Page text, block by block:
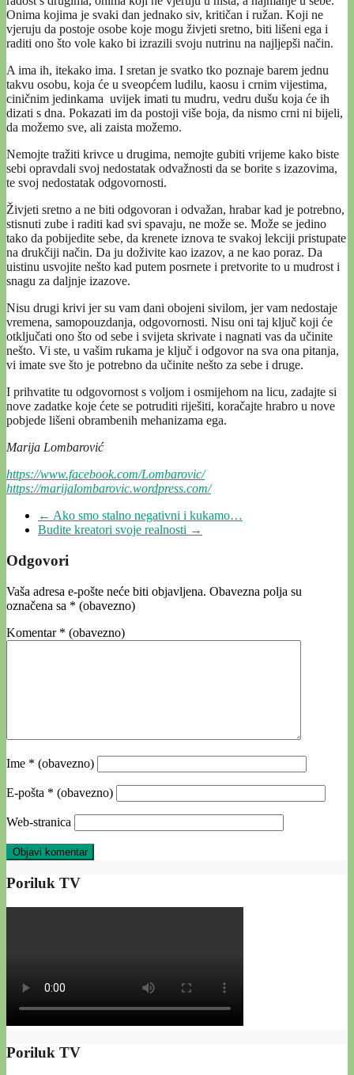
Onima kojima je svaki dan jednako siv, kritičan i ružan. Koji ne
vjeruju da postoje osobe koje mogu živjeti sretno, biti lišeni ega i
raditi ono što vole kako bi izrazili svoju nutrinu na najljepši način.
A ima ih, itekako ima. I sretan je svatko tko poznaje barem jednu
takvu osobu, koja će u sveopćem ludilu, kaosu i crnim vijestima,
ciničnim jedinkama uvijek imati tu mudru, vedru dušu koja će ih
dizati s dna. Pokazati im da postoji više boja, da nismo crni ni bijeli,
da možemo sve, ali zaista možemo.
Nemojte tražiti krivce u drugima, nemojte gubiti vrijeme kako biste
sebi opravdali svoj nedostatak odvažnosti da se borite s izazovima,
te svoj nedostatak odgovornosti.
Živjeti sretno a ne biti odgovoran i odvažan, hrabar kad je potrebno,
stisnuti zube i raditi kad svi spavaju, ne može se. Može se jedino
tako da pobijedite sebe, da krenete iznova te svakoj lekciji pristupate
na drukčiji način. Da ju doživite kao izazov, a ne kao poraz. Da
uistinu usvojite nešto kad putem posrnete i pretvorite to u mudrost i
snagu za daljnje izazove.
Nisu drugi krivi jer su vam dani obojeni sivilom, jer vam nedostaje
vremena, samopouzdanja, odgovornosti. Nisu oni taj ključ koji će
otključati ono što od sebe i svijeta skrivate i nagnati vas da učinite
nešto. Vi ste, u vašim rukama je ključ i odgovor na sva ona pitanja,
vi imate sve što je potrebno da učinite nešto za sebe i druge.
I prihvatite tu odgovornost s voljom i osmijehom na licu, zadajte si
nove zadatke koje ćete se potruditi riješiti, koračajte hrabro u nove
pobjede lišeni obrambenih mehanizama ega.
Marija Lombarović
https://www.facebook.com/Lombarovic/
https://marijalombarovic.wordpress.com/
← Ako smo stalno negativni i kukamo…
Budite kreatori svoje realnosti →
Odgovori
Vaša adresa e-pošte neće biti objavljena. Obavezna polja su
označena sa * (obavezno)
Komentar * (obavezno)
Ime * (obavezno)
E-pošta * (obavezno)
Web-stranica
Poriluk TV
Poriluk TV